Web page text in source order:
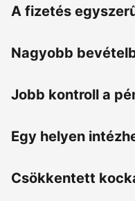
A fizetés
Nagyobb
Jobb kontroll a
Egy helyen
Csökkentett